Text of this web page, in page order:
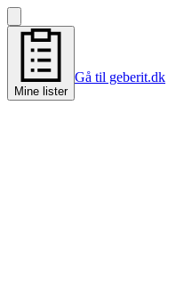
Mine lister
Gå til geberit.dk